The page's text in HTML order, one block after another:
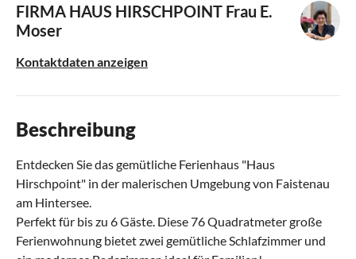
FIRMA HAUS HIRSCHPOINT Frau E.
Moser
Kontaktdaten anzeigen
Beschreibung
Entdecken Sie das gemütliche Ferienhaus "Haus
Hirschpoint" in der malerischen Umgebung von Faistenau
am Hintersee.
Perfekt für bis zu 6 Gäste. Diese 76 Quadratmeter große
Ferienwohnung bietet zwei gemütliche Schlafzimmer und